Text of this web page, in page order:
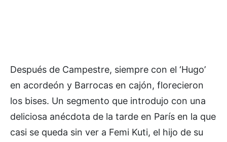
Después de Campestre, siempre con el ‘Hugo’
en acordeón y Barrocas en cajón, florecieron
los bises. Un segmento que introdujo con una
deliciosa anécdota de la tarde en París en la que
casi se queda sin ver a Femi Kuti, el hijo de su